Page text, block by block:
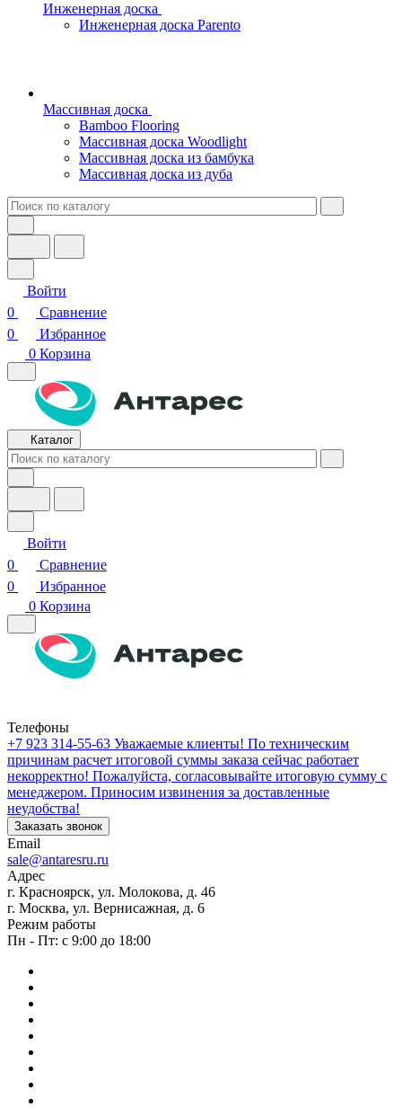
Инженерная доска
Инженерная доска Parento
Массивная доска
Bamboo Flooring
Массивная доска Woodlight
Массивная доска из бамбука
Массивная доска из дуба
Войти
0
Сравнение
0
Избранное
0 Корзина
Каталог
Войти
0
Сравнение
0
Избранное
0 Корзина
Телефоны
+7 923 314-55-63 Уважаемые клиенты! По техническим
причинам расчет итоговой суммы заказа сейчас работает
некорректно! Пожалуйста, согласовывайте итоговую сумму с
менеджером. Приносим извинения за доставленные
неудобства!
Заказать звонок
Email
sale@antaresru.ru
Адрес
г. Красноярск, ул. Молокова, д. 46
г. Москва, ул. Вернисажная, д. 6
Режим работы
Пн - Пт: с 9:00 до 18:00